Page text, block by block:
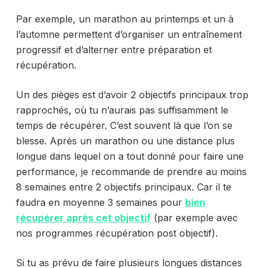
Par exemple, un marathon au printemps et un à
l’automne permettent d’organiser un entraînement
progressif et d’alterner entre préparation et
récupération.
Un des pièges est d’avoir 2 objectifs principaux trop
rapprochés, où tu n’aurais pas suffisamment le
temps de récupérer. C’est souvent là que l’on se
blesse. Après un marathon ou une distance plus
longue dans lequel on a tout donné pour faire une
performance, je recommande de prendre au moins
8 semaines entre 2 objectifs principaux. Car il te
faudra en moyenne 3 semaines pour bien
récupérer après cet objectif(par exemple avec
nos programmes récupération post objectif).
Si tu as prévu de faire plusieurs longues distances